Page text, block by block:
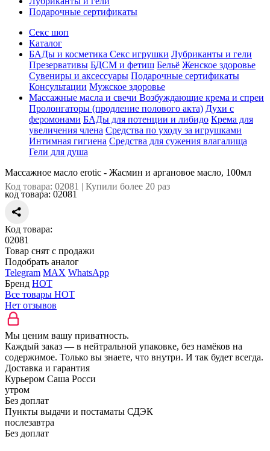
Подарочные сертификаты
Секс шоп
Каталог
БАДы и косметика Секс игрушки Лубриканты и гели
Презервативы БДСМ и фетиш Бельё Женское здоровье
Сувениры и аксессуары Подарочные сертификаты
Консультации Мужское здоровье
Массажные масла и свечи Возбуждающие крема и спреи
Пролонгаторы (продление полового акта) Духи с
феромонами БАДы для потенции и либидо Крема для
увеличения члена Средства по уходу за игрушками
Интимная гигиена Средства для сужения влагалища
Гели для душа
Массажное масло erotic - Жасмин и аргановое масло, 100мл
Код товара: 02081 | Купили более 20 раз
код товара: 02081
Код товара:
02081
Товар снят с продажи
Подобрать аналог
Telegram MAX WhatsApp
Бренд HOT
Все товары HOT
Нет отзывов
Мы ценим вашу приватность.
Каждый заказ — в нейтральной упаковке, без намёков на
содержимое. Только вы знаете, что внутри. И так будет всегда.
Доставка и гарантия
Курьером Саша Росси
утром
Без доплат
Пункты выдачи и постаматы СДЭК
послезавтра
Без доплат